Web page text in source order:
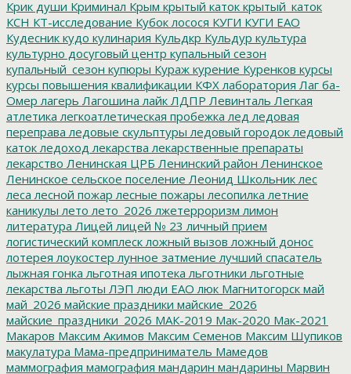
Крик души Криминал Крым крытый каток крытый_каток
КСН КТ-исследование Кубок лосося КУГИ КУГИ ЕАО
Кудесник кудо кулинария Кульдкр Кульдур культура
культурно досуговый центр купальный сезон
купальный_сезон купюры Кураж курение Куренков курсы
курсы повышения квалификации КФХ лаборатория Лаг ба-
Омер лагерь Лагошина лайк ЛДПР Левинталь Легкая
атлетика легкоатлетическая пробежка лед ледовая
переправа ледовые скульптуры ледовый городок ледовый
каток ледоход лекарства лекарственные препараты
лекарство Ленинская ЦРБ Ленинский район Ленинское
Ленинское сельское поселение Леонид Школьник лес
леса лесной пожар лесные пожары лесопилка летние
каникулы лето лето_2026 лжетерроризм лимон
литература Лицей лицей № 23 личный прием
логистический комплеск ложный вызов ложный донос
лотерея лоукостер лунное затмение лучший спасатель
лыжная гонка льготная ипотека льготники льготные
лекарства льготы ЛЭП люди ЕАО люк Магнитогорск май
май_2026 майские праздники майские_2026
майские_праздники_2026 МАК-2019 Мак-2020 Мак-2021
Макаров Максим Акимов Максим Семенов Максим Шупиков
макулатура Мама-предприниматель Мамедов
маммография мамография мандарин мандарины Марвин